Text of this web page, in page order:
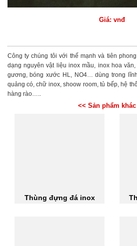
Giá: vnđ
Công ty chúng tôi với thế mạnh và tiên
dạng nguyên vật liệu inox mầu, inox hoa
gương, bóng xước HL, NO4… dùng trong
quảng có, chữ inox, shoow room, tủ bếp, hệ
hàng rào…..
<< Sản phẩm khác
Thùng đựng đá inox